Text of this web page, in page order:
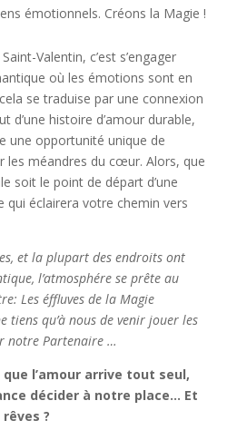
émotionnels. Créons la Magie !
Valentin, c’est s’engager
où les émotions sont en
se traduise par une connexion
d’une histoire d’amour durable,
une opportunité unique de
les méandres du cœur. Alors, que
soit le point de départ d’une
qui éclairera votre chemin vers
et la plupart des endroits ont
l’atmosphére se prête au
Les éffluves de la Magie
tiens qu’à nous de venir jouer les
notre Partenaire …
l’amour arrive tout seul,
décider à notre place… Et
?